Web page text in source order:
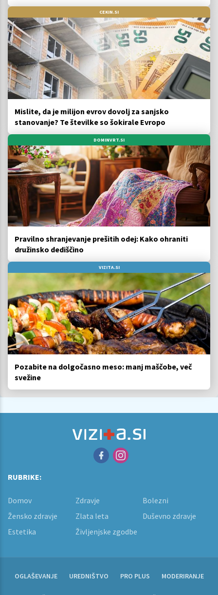
CEKIN.SI
Mislite, da je milijon evrov dovolj za sanjsko
stanovanje? Te številke so šokirale Evropo
DOMINVRT.SI
Pravilno shranjevanje prešitih odej: Kako ohraniti
družinsko dediščino
VIZITA.SI
Pozabite na dolgočasno meso: manj maščobe, več
svežine
RUBRIKE:
Domov Zdravje
Bolezni
Žensko zdravje
Zlata leta
Duševno zdravje
Estetika
Življenjske zgodbe
OGLAŠEVANJE UREDNIŠTVO PRO PLUS MODERIRANJE